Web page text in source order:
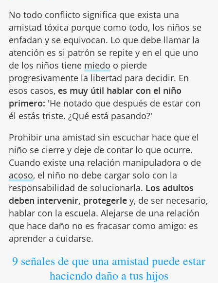
No todo conflicto significa que exista una
amistad tóxica porque como todo, los niños se
enfadan y se equivocan. Lo que debe llamar la
atención es si patrón se repite y en el que uno
de los niños tiene miedo o pierde
progresivamente la libertad para decidir. En
esos casos, es muy útil hablar con el niño
primero: 'He notado que después de estar con
él estás triste. ¿Qué está pasando?'
Prohibir una amistad sin escuchar hace que el
niño se cierre y deje de contar lo que ocurre.
Cuando existe una relación manipuladora o de
acoso, el niño no debe cargar solo con la
responsabilidad de solucionarla. Los adultos
deben intervenir, protegerley, de ser necesario,
hablar con la escuela. Alejarse de una relación
que hace daño no es fracasar como amigo: es
aprender a cuidarse.
9 señales de que una amistad puede estar
haciendo daño a tus hijos